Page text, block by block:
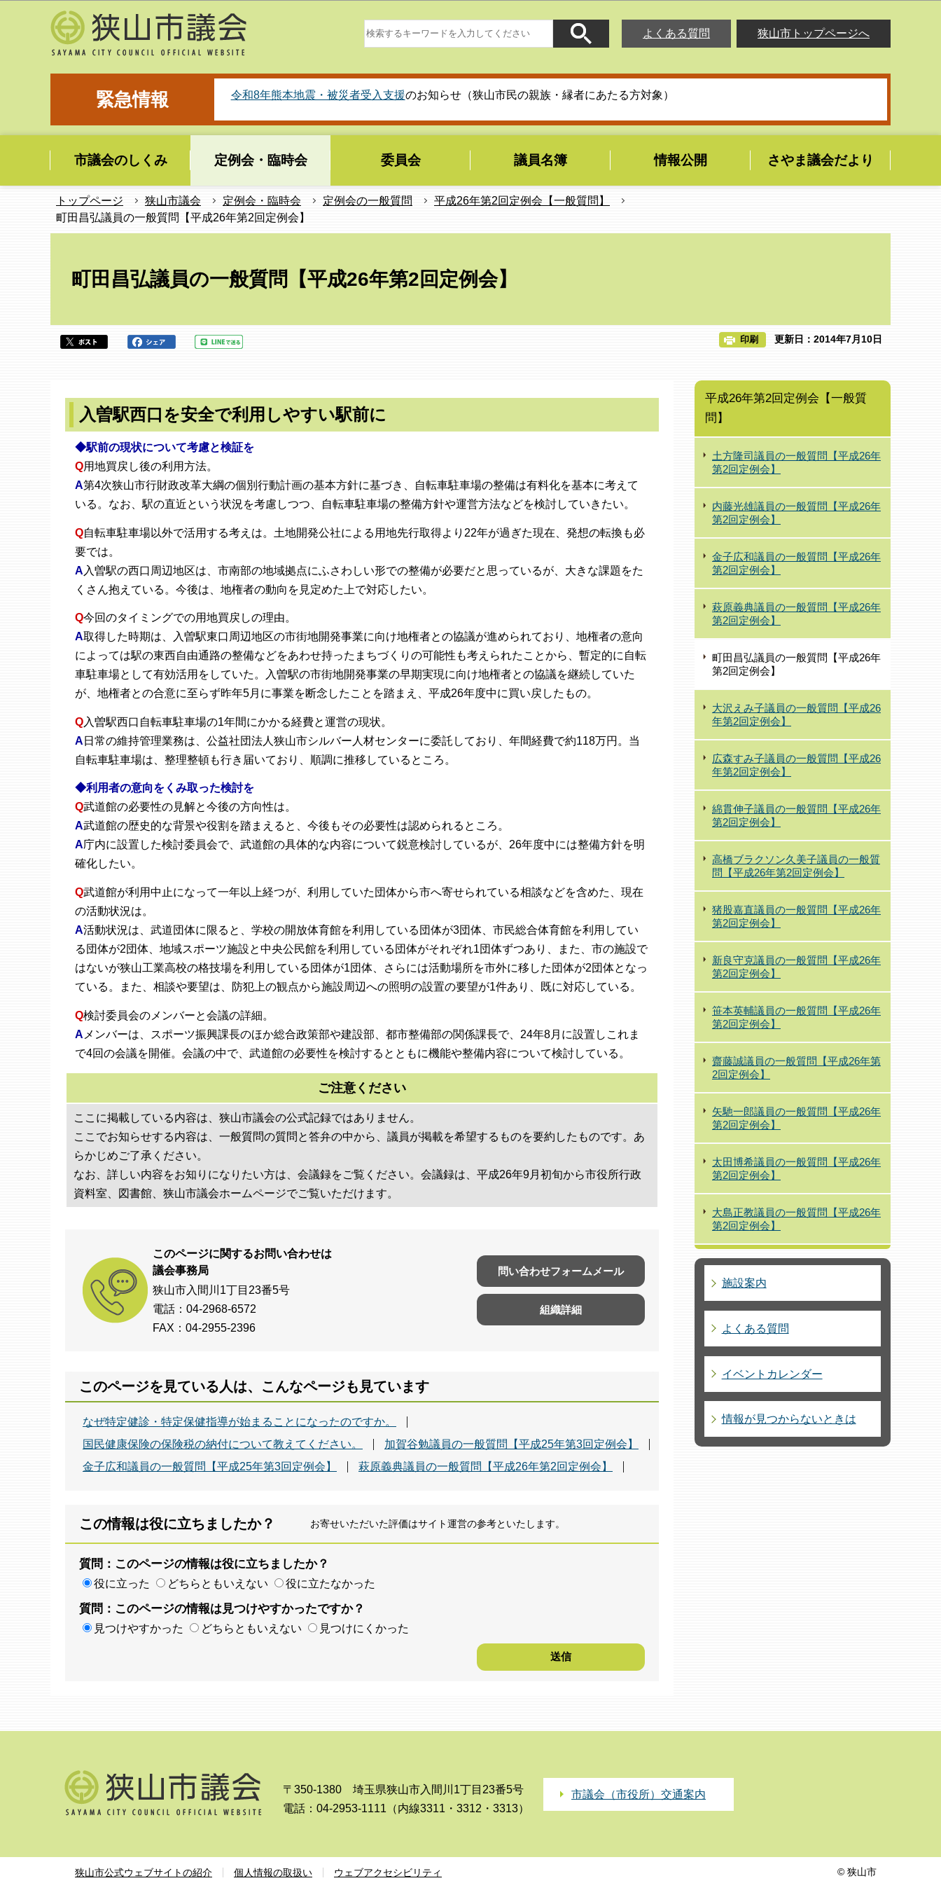
よくある質問
狭山市トップページへ
緊急情報 令和8年熊本地震・被災者受入支援のお知らせ（狭山市民の親族・縁者にあたる方対象）
市議会のしくみ 定例会・臨時会 委員会 議員名簿 情報公開 さやま議会だより
トップページ 狭山市議会 定例会・臨時会 定例会の一般質問
平成26年第2回定例会【一般質問】
町田昌弘議員の一般質問【平成26年第2回定例会】
町田昌弘議員の一般質問【平成26年第2回定例会】
印刷 更新日：2014年7月10日
入曽駅西口を安全で利用しやすい駅前に
◆駅前の現状について考慮と検証を
Q用地買戻し後の利用方法。
A第4次狭山市行財政改革大綱の個別行動計画の基本方針に基づき、自転車駐車場の整備は有料化を基本に考えて
いる。なお、駅の直近という状況を考慮しつつ、自転車駐車場の整備方針や運営方法などを検討していきたい。
Q自転車駐車場以外で活用する考えは。土地開発公社による用地先行取得より22年が過ぎた現在、発想の転換も必
要では。
A 入曽駅の西口周辺地区は、市南部の地域拠点にふさわしい形での整備が必要だと思っているが、大きな課題をた
くさん抱えている。今後は、地権者の動向を見定めた上で対応したい。
Q今回のタイミングでの用地買戻しの理由。
A取得した時期は、入曽駅東口周辺地区の市街地開発事業に向け地権者との協議が進められており、地権者の意向
によっては駅の東西自由通路の整備などをあわせ持ったまちづくりの可能性も考えられたことから、暫定的に自転
車駐車場として有効活用をしていた。入曽駅の市街地開発事業の早期実現に向け地権者との協議を継続していた
が、地権者との合意に至らず昨年5月に事業を断念したことを踏まえ、平成26年度中に買い戻したもの。
Q入曽駅西口自転車駐車場の1年間にかかる経費と運営の現状。
A 日常の維持管理業務は、公益社団法人狭山市シルバー人材センターに委託しており、年間経費で約118万円。当
自転車駐車場は、整理整頓も行き届いており、順調に推移しているところ。
◆利用者の意向をくみ取った検討を
Q武道館の必要性の見解と今後の方向性は。
A武道館の歴史的な背景や役割を踏まえると、今後もその必要性は認められるところ。
A庁内に設置した検討委員会で、武道館の具体的な内容について鋭意検討しているが、26年度中には整備方針を明
確化したい。
Q武道館が利用中止になって一年以上経つが、利用していた団体から市へ寄せられている相談などを含めた、現在
の活動状況は。
A活動状況は、武道団体に限ると、学校の開放体育館を利用している団体が3団体、市民総合体育館を利用してい
る団体が2団体、地域スポーツ施設と中央公民館を利用している団体がそれぞれ1団体ずつあり、また、市の施設で
はないが狭山工業高校の格技場を利用している団体が1団体、さらには活動場所を市外に移した団体が2団体となっ
ている。また、相談や要望は、防犯上の観点から施設周辺への照明の設置の要望が1件あり、既に対応している。
Q検討委員会のメンバーと会議の詳細。
A メンバーは、スポーツ振興課長のほか総合政策部や建設部、都市整備部の関係課長で、24年8月に設置しこれま
で4回の会議を開催。会議の中で、武道館の必要性を検討するとともに機能や整備内容について検討している。
ご注意ください
ここに掲載している内容は、狭山市議会の公式記録ではありません。
ここでお知らせする内容は、一般質問の質問と答弁の中から、議員が掲載を希望するものを要約したものです。あ
らかじめご了承ください。
なお、詳しい内容をお知りになりたい方は、会議録をご覧ください。会議録は、平成26年9月初旬から市役所行政
資料室、図書館、狭山市議会ホームページでご覧いただけます。
このページに関するお問い合わせは
議会事務局
狭山市入間川1丁目23番5号
電話：04-2968-6572
FAX：04-2955-2396
問い合わせフォームメール
組織詳細
このページを見ている人は、こんなページも見ています
なぜ特定健診・特定保健指導が始まることになったのですか。
国民健康保険の保険税の納付について教えてください。
加賀谷勉議員の一般質問【平成25年第3回定例会】
金子広和議員の一般質問【平成25年第3回定例会】
萩原義典議員の一般質問【平成26年第2回定例会】
この情報は役に立ちましたか？ お寄せいただいた評価はサイト運営の参考といたします。
質問：このページの情報は役に立ちましたか？
役に立った どちらともいえない 役に立たなかった
質問：このページの情報は見つけやすかったですか？
見つけやすかった どちらともいえない 見つけにくかった
平成26年第2回定例会【一般質
問】
土方隆司議員の一般質問【平成26年
第2回定例会】
内藤光雄議員の一般質問【平成26年
第2回定例会】
金子広和議員の一般質問【平成26年
第2回定例会】
萩原義典議員の一般質問【平成26年
第2回定例会】
町田昌弘議員の一般質問【平成26年
第2回定例会】
大沢えみ子議員の一般質問【平成26
年第2回定例会】
広森すみ子議員の一般質問【平成26
年第2回定例会】
綿貫伸子議員の一般質問【平成26年
第2回定例会】
高橋ブラクソン久美子議員の一般質
問【平成26年第2回定例会】
猪股嘉直議員の一般質問【平成26年
第2回定例会】
新良守克議員の一般質問【平成26年
第2回定例会】
笹本英輔議員の一般質問【平成26年
第2回定例会】
齋藤誠議員の一般質問【平成26年第
2回定例会】
矢馳一郎議員の一般質問【平成26年
第2回定例会】
太田博希議員の一般質問【平成26年
第2回定例会】
大島正教議員の一般質問【平成26年
第2回定例会】
施設案内
よくある質問
イベントカレンダー
情報が見つからないときは
〒350-1380 埼玉県狭山市入間川1丁目23番5号
電話：04-2953-1111（内線3311・3312・3313）
市議会（市役所）交通案内
狭山市公式ウェブサイトの紹介 個人情報の取扱い ウェブアクセシビリティ © 狭山市